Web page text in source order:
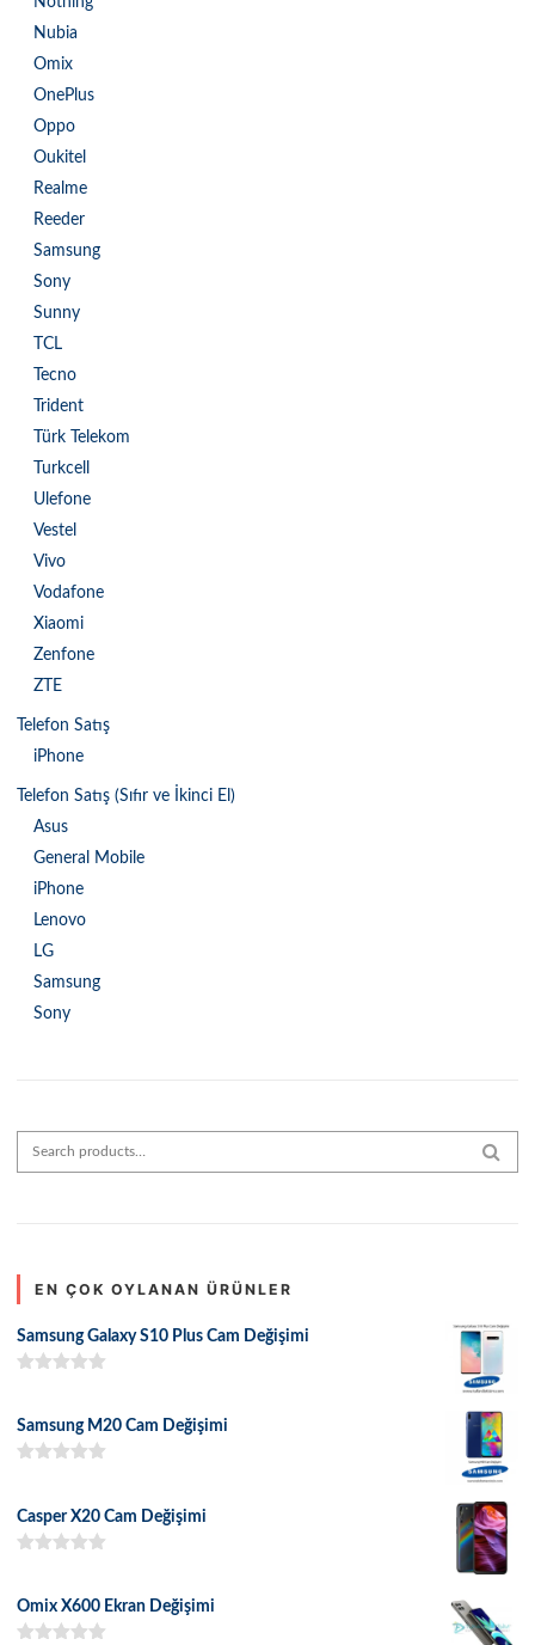
Nubia
Omix
OnePlus
Oppo
Oukitel
Realme
Reeder
Samsung
Sony
Sunny
TCL
Tecno
Trident
Türk Telekom
Turkcell
Ulefone
Vestel
Vivo
Vodafone
Xiaomi
Zenfone
ZTE
Telefon Satış
iPhone
Telefon Satış (Sıfır ve İkinci El)
Asus
General Mobile
iPhone
Lenovo
LG
Samsung
Sony
Search for:
EN ÇOK OYLANAN ÜRÜNLER
Samsung Galaxy S10 Plus Cam Değişimi
Samsung M20 Cam Değişimi
Casper X20 Cam Değişimi
Omix X600 Ekran Değişimi